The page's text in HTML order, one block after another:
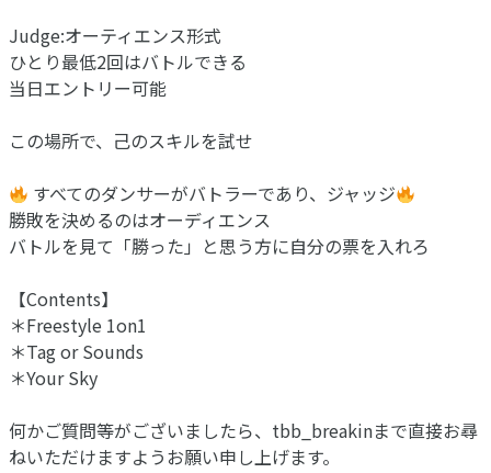
Judge:オーティエンス形式
ひとり最低2回はバトルできる
当日エントリー可能
この場所で、己のスキルを試せ
すべてのダンサーがバトラーであり、ジャッジ
勝敗を決めるのはオーディエンス
バトルを見て「勝った」と思う方に自分の票を入れろ
【Contents】
＊Freestyle 1on1
＊Tag or Sounds
＊Your Sky
何かご質問等がございましたら、tbb_breakinまで直接お尋
ねいただけますようお願い申し上げます。